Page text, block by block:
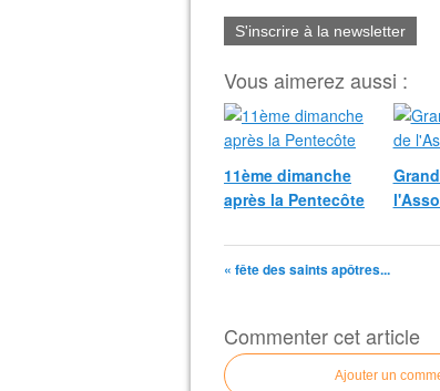
S'inscrire à la newsletter
Vous aimerez aussi :
11ème dimanche
après la Pentecôte
« fête des saints apôtres...
Commenter cet article
Ajouter un